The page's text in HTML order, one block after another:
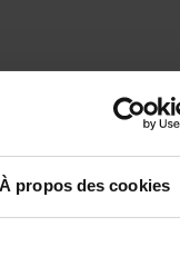
À propos des cookies